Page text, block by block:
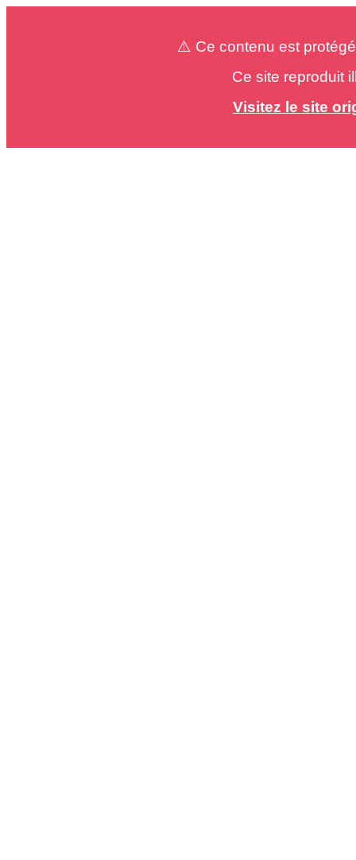
⚠️ Ce contenu est
Ce site reproduit
Visitez le site